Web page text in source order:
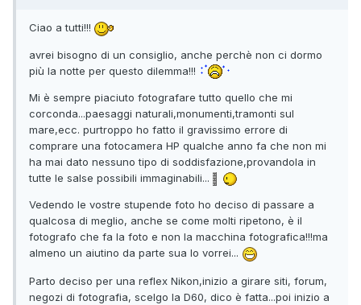
Ciao a tutti!!!
avrei bisogno di un consiglio, anche perchè non ci dormo
più la notte per questo dilemma!!!
Mi è sempre piaciuto fotografare tutto quello che mi
corconda...paesaggi naturali,monumenti,tramonti sul
mare,ecc. purtroppo ho fatto il gravissimo errore di
comprare una fotocamera HP qualche anno fa che non mi
ha mai dato nessuno tipo di soddisfazione,provandola in
tutte le salse possibili immaginabili...
Vedendo le vostre stupende foto ho deciso di passare a
qualcosa di meglio, anche se come molti ripetono, è il
fotografo che fa la foto e non la macchina fotografica!!!ma
almeno un aiutino da parte sua lo vorrei...
Parto deciso per una reflex Nikon,inizio a girare siti, forum,
negozi di fotografia, scelgo la D60, dico è fatta...poi inizio a